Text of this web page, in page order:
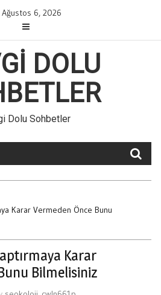
Ağustos 6, 2026
DOLU
Dolu Sohbetler
Karar Vermeden Önce Bunu
Karar
Bilmelisiniz